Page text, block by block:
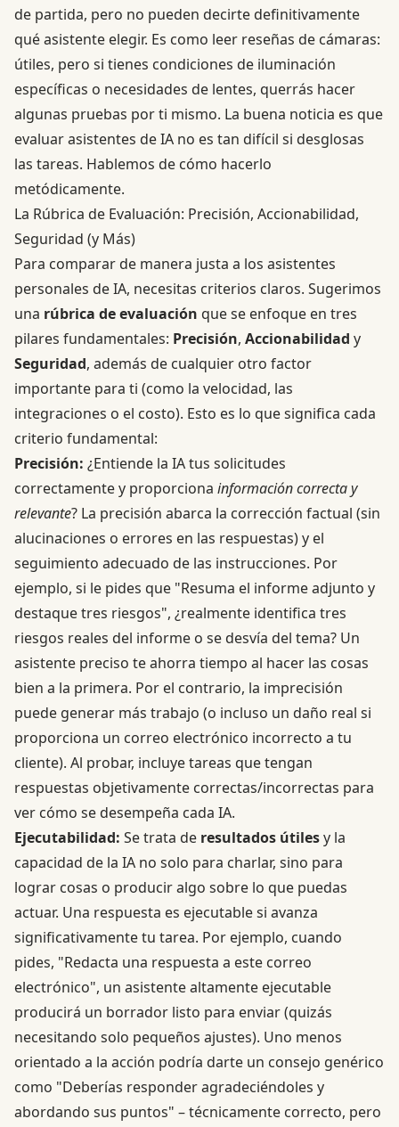
de partida, pero no pueden decirte definitivamente
qué asistente elegir. Es como leer reseñas de cámaras:
útiles, pero si tienes condiciones de iluminación
específicas o necesidades de lentes, querrás hacer
algunas pruebas por ti mismo. La buena noticia es que
evaluar asistentes de IA no es tan difícil si desglosas
las tareas. Hablemos de cómo hacerlo
metódicamente.
La Rúbrica de Evaluación: Precisión, Accionabilidad,
Seguridad (y Más)
Para comparar de manera justa a los asistentes
personales de IA, necesitas criterios claros. Sugerimos
una rúbrica de evaluación que se enfoque en tres
pilares fundamentales: Precisión, Accionabilidad y
Seguridad, además de cualquier otro factor
importante para ti (como la velocidad, las
integraciones o el costo). Esto es lo que significa cada
criterio fundamental:
Precisión: ¿Entiende la IA tus solicitudes
correctamente y proporciona información correcta y
relevante? La precisión abarca la corrección factual (sin
alucinaciones o errores en las respuestas) y el
seguimiento adecuado de las instrucciones. Por
ejemplo, si le pides que "Resuma el informe adjunto y
destaque tres riesgos", ¿realmente identifica tres
riesgos reales del informe o se desvía del tema? Un
asistente preciso te ahorra tiempo al hacer las cosas
bien a la primera. Por el contrario, la imprecisión
puede generar más trabajo (o incluso un daño real si
proporciona un correo electrónico incorrecto a tu
cliente). Al probar, incluye tareas que tengan
respuestas objetivamente correctas/incorrectas para
ver cómo se desempeña cada IA.
Ejecutabilidad: Se trata de resultados útilesy la
capacidad de la IA no solo para charlar, sino para
lograr cosas o producir algo sobre lo que puedas
actuar. Una respuesta es ejecutable si avanza
significativamente tu tarea. Por ejemplo, cuando
pides, "Redacta una respuesta a este correo
electrónico", un asistente altamente ejecutable
producirá un borrador listo para enviar (quizás
necesitando solo pequeños ajustes). Uno menos
orientado a la acción podría darte un consejo genérico
como "Deberías responder agradeciéndoles y
abordando sus puntos" – técnicamente correcto, pero